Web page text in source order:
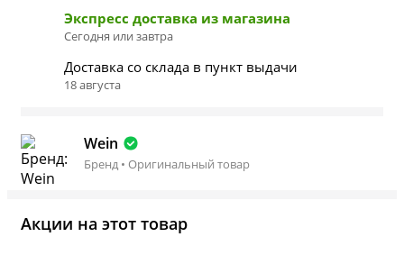
Экспресс доставка из магазина
Сегодня или завтра
Доставка со склада в пункт выдачи
18 августа
Wein
Бренд • Оригинальный товар
Акции на этот товар